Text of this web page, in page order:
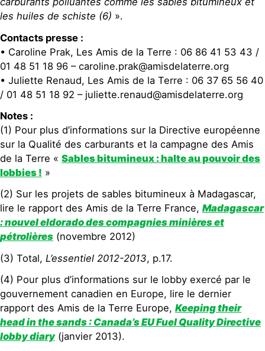
les huiles de schiste (6) ».
Contacts presse :
• Caroline Prak, Les Amis de la Terre : 06 86 41 53 43 /
01 48 51 18 96 – caroline.prak@amisdelaterre.org
• Juliette Renaud, Les Amis de la Terre : 06 37 65 56 40
/ 01 48 51 18 92 – juliette.renaud@amisdelaterre.org
Notes :
(1) Pour plus d’informations sur la Directive européenne
sur la Qualité des carburants et la campagne des Amis
de la Terre « Sables bitumineux : halte au pouvoir des
lobbies ! »
(2) Sur les projets de sables bitumineux à Madagascar,
lire le rapport des Amis de la Terre France, Madagascar
: nouvel eldorado des compagnies minières et
pétrolières (novembre 2012)
(3) Total, L’essentiel 2012-2013, p.17.
(4) Pour plus d’informations sur le lobby exercé par le
gouvernement canadien en Europe, lire le dernier
rapport des Amis de la Terre Europe, Keeping their
head in the sands : Canada’s EU Fuel Quality Directive
lobby diary(janvier 2013).